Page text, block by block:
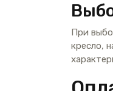
При
кресло,